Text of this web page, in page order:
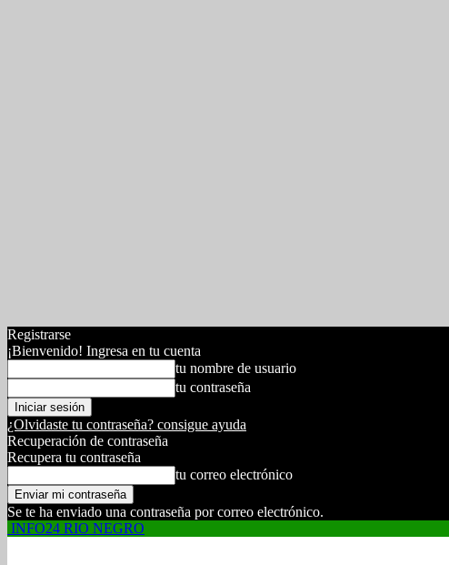
Registrarse
¡Bienvenido! Ingresa en tu cuenta
tu nombre de usuario
tu contraseña
¿Olvidaste tu contraseña? consigue ayuda
Recuperación de contraseña
Recupera tu contraseña
tu correo electrónico
Se te ha enviado una contraseña por correo electrónico.
INFO24 RIO NEGRO